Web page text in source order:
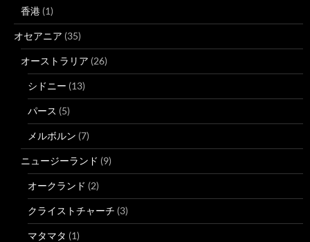
香港 (1)
オセアニア (35)
オーストラリア (26)
シドニー (13)
パース (5)
メルボルン (7)
ニュージーランド (9)
オークランド (2)
クライストチャーチ (3)
マタマタ (1)